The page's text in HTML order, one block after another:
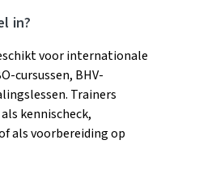
in?
voor internationale
cursussen, BHV-
Trainers
kennischeck,
als voorbereiding op